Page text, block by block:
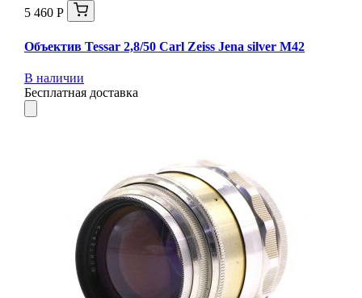
5 460 Р
Объектив Tessar 2,8/50 Carl Zeiss Jena silver М42
В наличии
Бесплатная доставка